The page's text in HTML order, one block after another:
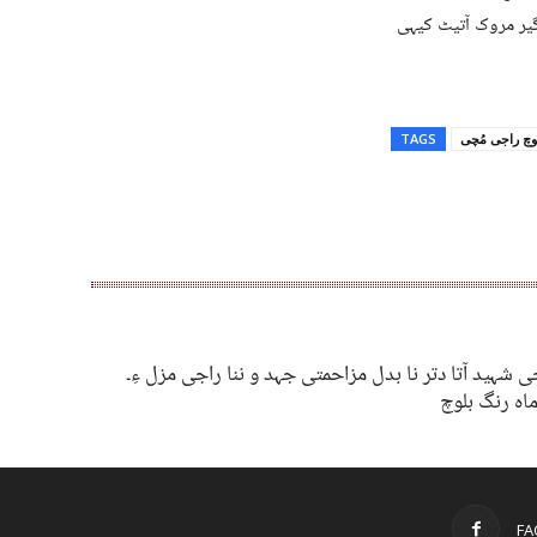
مروک آتیٹ کیہی
TAGS راجی مُچی
شہید آتا دتر نا بدل مزاحمتی جہد و ننا راجی مزل ءِ۔
رنگ بلوچ